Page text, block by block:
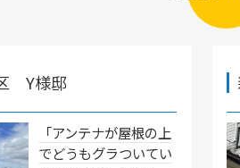
Y様邸
「アンテナが屋根の上
でどうもグラついてい